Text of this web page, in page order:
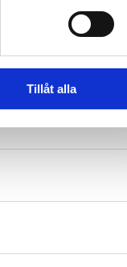
Tillåt alla